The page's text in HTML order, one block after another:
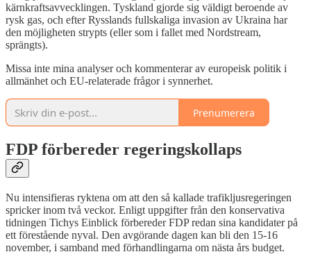
kärnkraftsavvecklingen. Tyskland gjorde sig väldigt beroende av
rysk gas, och efter Rysslands fullskaliga invasion av Ukraina har
den möjligheten strypts (eller som i fallet med Nordstream,
sprängts).
Missa inte mina analyser och kommenterar av europeisk politik i
allmänhet och EU-relaterade frågor i synnerhet.
Prenumerera
FDP förbereder regeringskollaps
Nu intensifieras ryktena om att den så kallade trafikljusregeringen
spricker inom två veckor. Enligt uppgifter från den konservativa
tidningen Tichys Einblick förbereder FDP redan sina kandidater på
ett förestående nyval. Den avgörande dagen kan bli den 15-16
november, i samband med förhandlingarna om nästa års budget.